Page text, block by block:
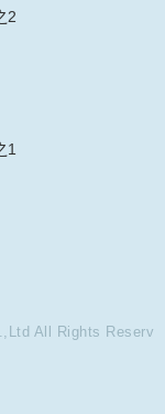
有其個別的私權
傳送商業性資料
郵件上註明是由
您能隨時停止接
資料。
在網站上的行為
的特定使用指
詢其他使用者的
2
1
All Rights Reserv